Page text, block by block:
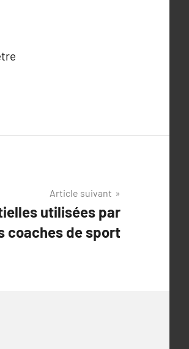
Article suivant
utilisées par
coaches de sport